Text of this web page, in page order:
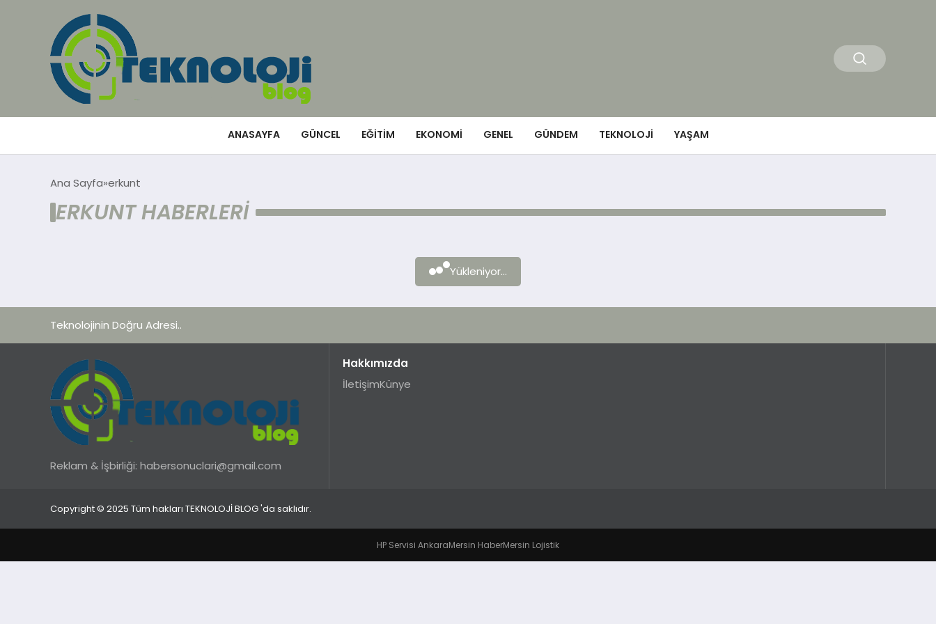
ANASAYFA GÜNCEL EĞITIM EKONOMI GENEL GÜNDEM TEKNOLOJI YAŞAM
Ana Sayfa erkunt
ERKUNT HABERLERI
Yükleniyor...
Teknolojinin Doğru Adresi..
Reklam & İşbirliği: habersonuclari@gmail.com
Hakkımızda
İletişimKünye
Copyright © 2025 Tüm hakları TEKNOLOJİ BLOG 'da saklıdır.
HP Servisi AnkaraMersin HaberMersin Lojistik